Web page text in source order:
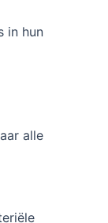
in hun
alle